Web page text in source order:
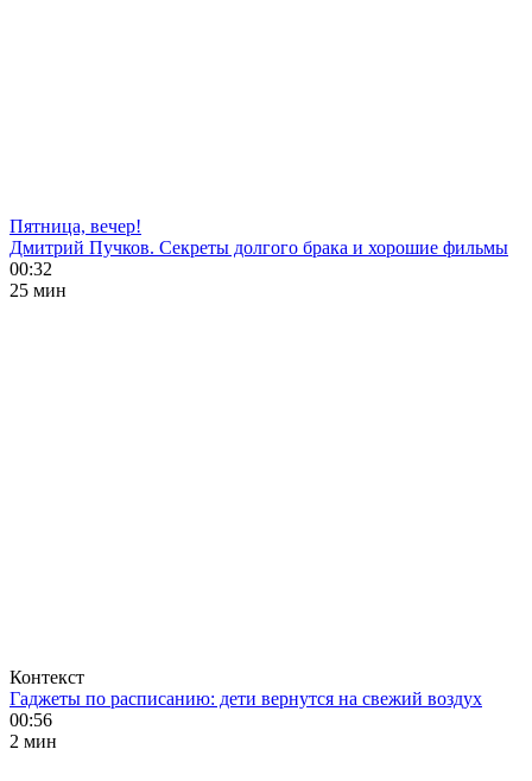
Пятница, вечер!
Дмитрий Пучков. Секреты долгого брака и хорошие фильмы
00:32
25 мин
Контекст
Гаджеты по расписанию: дети вернутся на свежий воздух
00:56
2 мин